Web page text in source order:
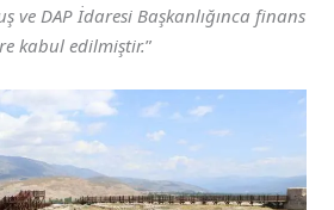
ve DAP İdaresi Başkanlığınca finans
kabul edilmiştir.”